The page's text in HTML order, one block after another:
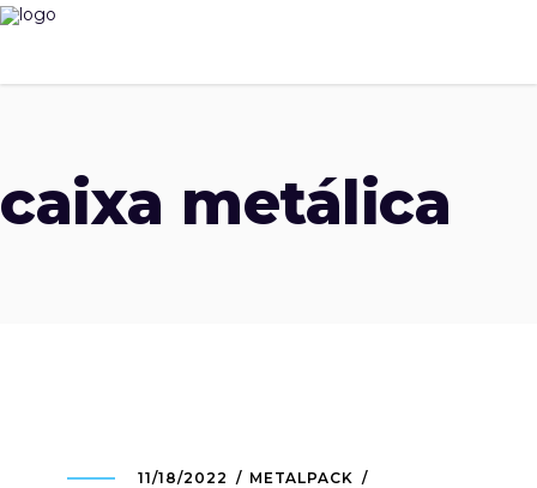
caixa metálica
11/18/2022 METALPACK